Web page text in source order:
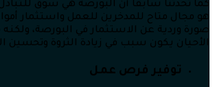
كما تحدثنا سابقا أن البورصة هي سوق للتبادل
هو مجال متاح للمدخرين للعمل واستثمار
صورة وردية عن الاستثمار في البورصة، ولكنه
الأحيان يكون سبب في زيادة الثروة وتحسين
توفير فرص عمل